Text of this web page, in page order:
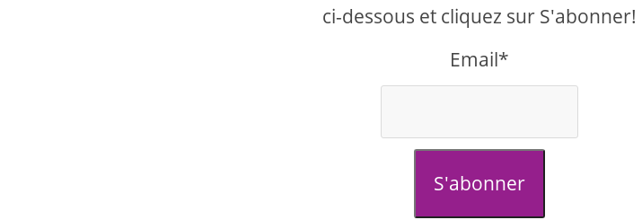
ci-dessous et cliquez sur S'abonner!
Email*
S'abonner